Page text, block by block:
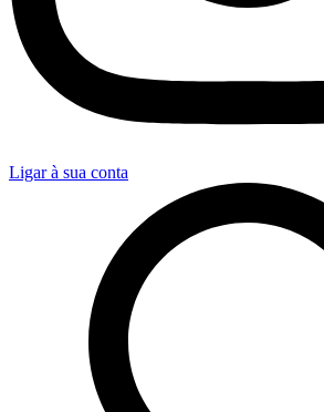
Ligar à sua conta